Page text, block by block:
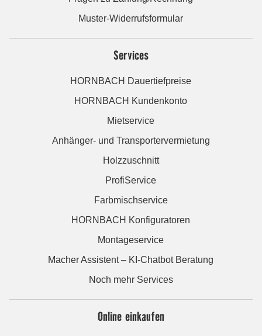
Muster-Widerrufsformular
Services
HORNBACH Dauertiefpreise
HORNBACH Kundenkonto
Mietservice
Anhänger- und Transportervermietung
Holzzuschnitt
ProfiService
Farbmischservice
HORNBACH Konfiguratoren
Montageservice
Macher Assistent – KI-Chatbot Beratung
Noch mehr Services
Online einkaufen